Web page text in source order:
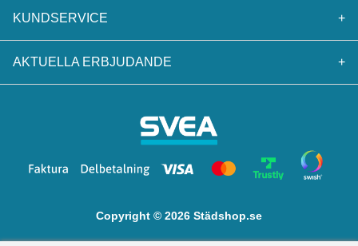
KUNDSERVICE +
AKTUELLA ERBJUDANDE +
Copyright © 2026 Städshop.se